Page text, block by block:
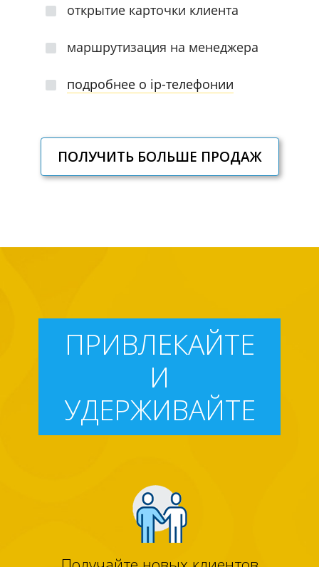
открытие карточки клиента
маршрутизация на менеджера
подробнее о ip-телефонии
ПОЛУЧИТЬ БОЛЬШЕ ПРОДАЖ
ПРИВЛЕКАЙТЕ
И
УДЕРЖИВАЙТЕ